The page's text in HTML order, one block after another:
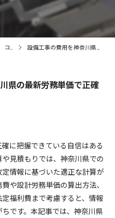
コラム 設備工事の費用を神奈川県の最新労務単価で正確に把握する方法
県の最新労務単価で正確
に把握できている自信はある
見積もりでは、神奈川県での
情報に基づいた適正な計算が
や設計労務単価の算出方法、
福利費まで考慮すると、情報
です。本記事では、神奈川県